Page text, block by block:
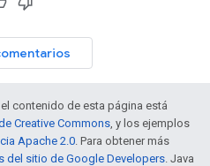
contenido de esta página está
Creative Commons, y los ejemplos
Apache 2.0. Para obtener más
del sitio de Google Developers. Java